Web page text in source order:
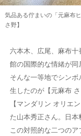
気品ある佇まいの「元麻布
さ野】
六本木、広尾、麻布
館の国際的な情緒が同
そんな一等地でシン
生したのが【元麻布
【マンダリン オリエ
た山本秀正さん。日本
この対照的な二つの